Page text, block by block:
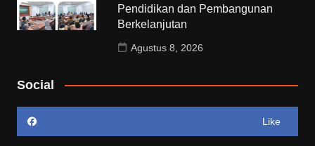
Pendidikan dan Pembangunan
Berkelanjutan
Agustus 8, 2026
Social
Like